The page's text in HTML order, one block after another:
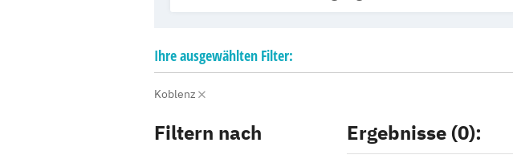
Ihreausgewählten Filter:
Koblenz
Filtern nach Ergebnisse (0):